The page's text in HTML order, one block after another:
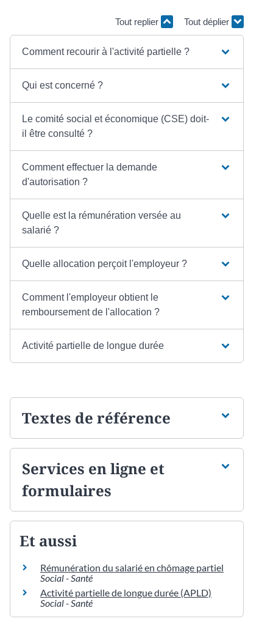
Tout replier Tout déplier
Comment recourir à l'activité partielle ?
Qui est concerné ?
Le comité social et économique (CSE) doit-
il être consulté ?
Comment effectuer la demande
d'autorisation ?
Quelle est la rémunération versée au
salarié ?
Quelle allocation perçoit l'employeur ?
Comment l'employeur obtient le
remboursement de l'allocation ?
Activité partielle de longue durée
Textes de référence
Services en ligne et
formulaires
Et aussi
Rémunération du salarié en chômage partiel
Social - Santé
Activité partielle de longue durée (APLD)
Social - Santé